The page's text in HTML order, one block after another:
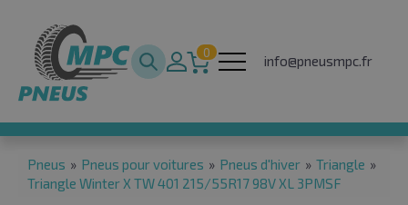
0
info@pneusmpc.fr
Pneus » Pneus pour voitures » Pneus d'hiver » Triangle »
Triangle Winter X TW 401 215/55R17 98V XL 3PMSF